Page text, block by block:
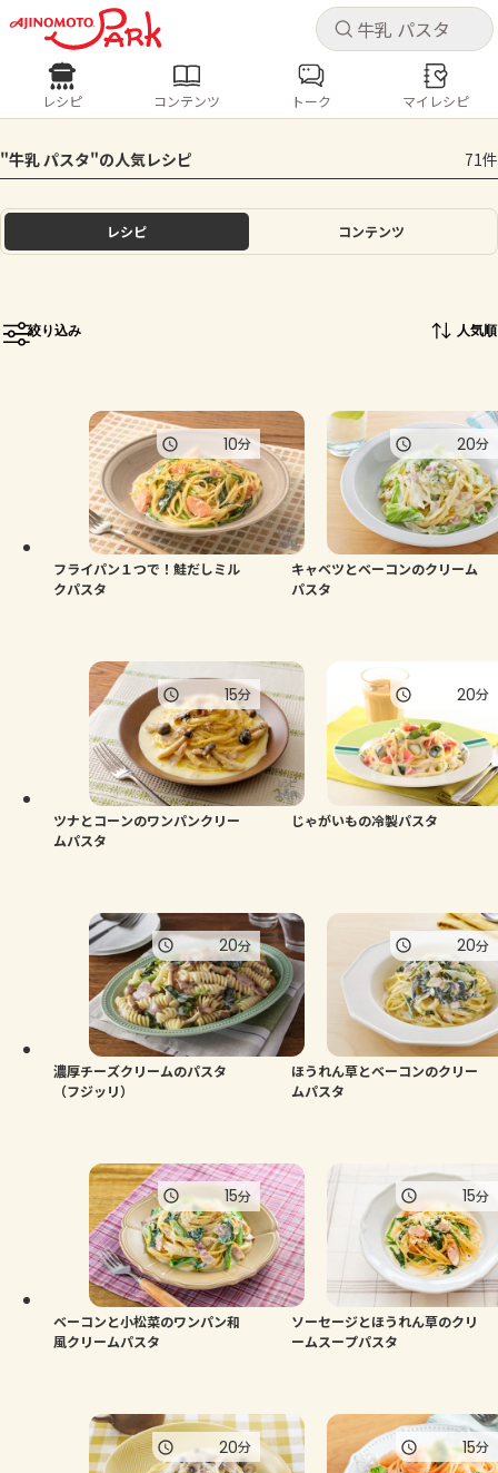
キャ
ログインするとレシピを保存できます
ログイン
ホーム
トーク
よくあるお問い合わせ
お買い物
キャ
レシピ コンテンツ
人気の食材・レシピ
きゅうり なす トマト とうもろこし
ピーマン
レシピ コンテンツ トーク マイレシピ
"牛乳 パスタ"の人気レシピ 71件
レシピ コンテンツ
絞り込み 人気順
フライパン１つで！鮭だしミル
クパスタ
10分
キャベツとベーコンのクリーム
パスタ
20分
ツナとコーンのワンパンクリー
ムパスタ
15分
じゃがいもの冷製パスタ
20分
濃厚チーズクリームのパスタ
（フジッリ）
20分
ほうれん草とベーコンのクリー
ムパスタ
20分
ベーコンと小松菜のワンパン和
風クリームパスタ
15分
ソーセージとほうれん草のクリ
ームスープパスタ
15分
20分 15分